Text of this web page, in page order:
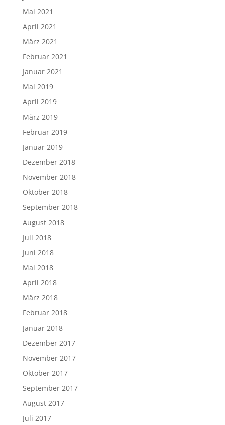
Mai 2021
April 2021
März 2021
Februar 2021
Januar 2021
Mai 2019
April 2019
März 2019
Februar 2019
Januar 2019
Dezember 2018
November 2018
Oktober 2018
September 2018
August 2018
Juli 2018
Juni 2018
Mai 2018
April 2018
März 2018
Februar 2018
Januar 2018
Dezember 2017
November 2017
Oktober 2017
September 2017
August 2017
Juli 2017